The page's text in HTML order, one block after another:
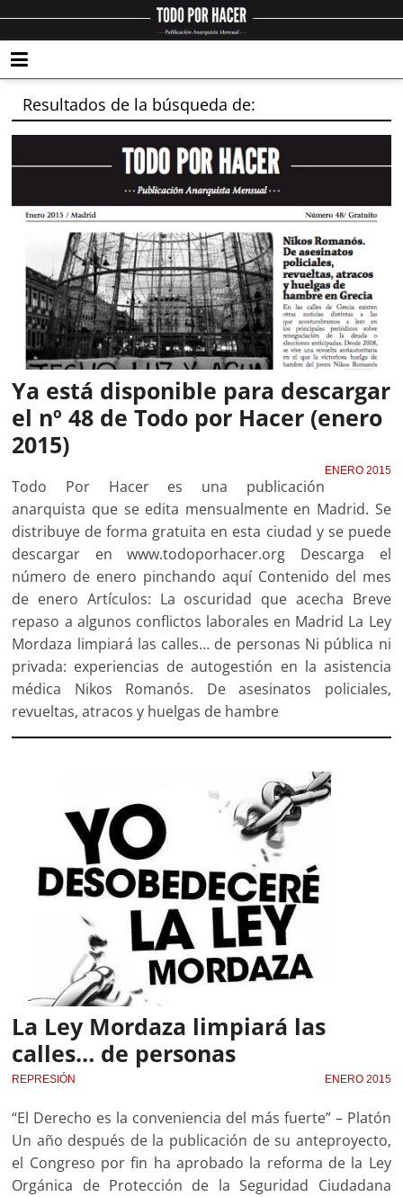
Resultados de la búsqueda de:
Ya está disponible para descargar
el nº 48 de Todo por Hacer (enero
2015)
ENERO 2015
Todo Por Hacer es una publicación
anarquista que se edita mensualmente en Madrid. Se
distribuye de forma gratuita en esta ciudad y se puede
descargar en www.todoporhacer.org Descarga el
número de enero pinchando aquí Contenido del mes
de enero Artículos: La oscuridad que acecha Breve
repaso a algunos conflictos laborales en Madrid La Ley
Mordaza limpiará las calles… de personas Ni pública ni
privada: experiencias de autogestión en la asistencia
médica Nikos Romanós. De asesinatos policiales,
revueltas, atracos y huelgas de hambre
La Ley Mordaza limpiará las
calles… de personas
REPRESIÓN ENERO 2015
“El Derecho es la conveniencia del más fuerte” – Platón
Un año después de la publicación de su anteproyecto,
el Congreso por fin ha aprobado la reforma de la Ley
Orgánica de Protección de la Seguridad Ciudadana